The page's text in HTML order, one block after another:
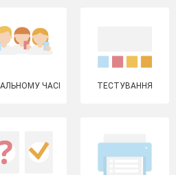
ЧАСІ ТЕСТУВАННЯ